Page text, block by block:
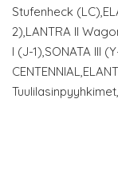
Stufenheck
2),LANTRA II
I (J-1),SONATA III